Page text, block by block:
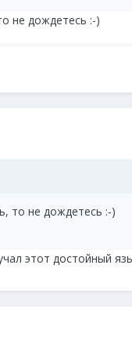
не дождетесь :-)
то не дождетесь :-)
этот достойный